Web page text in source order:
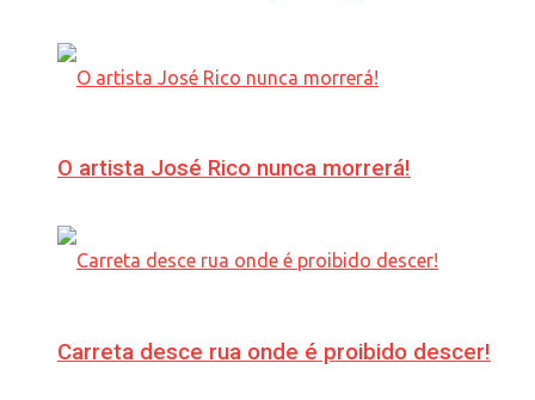
O artista José Rico nunca morrerá!
Carreta desce rua onde é proibido descer!